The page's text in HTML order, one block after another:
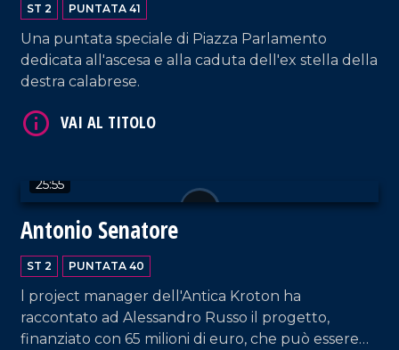
ST 2 PUNTATA 41
Una puntata speciale di Piazza Parlamento
dedicata all'ascesa e alla caduta dell'ex stella della
destra calabrese.
25:55
Antonio Senatore
ST 2 PUNTATA 40
l project manager dell'Antica Kroton ha
raccontato ad Alessandro Russo il progetto,
finanziato con 65 milioni di euro, che può essere
VAI AL TITOLO
VAI AL TITOLO